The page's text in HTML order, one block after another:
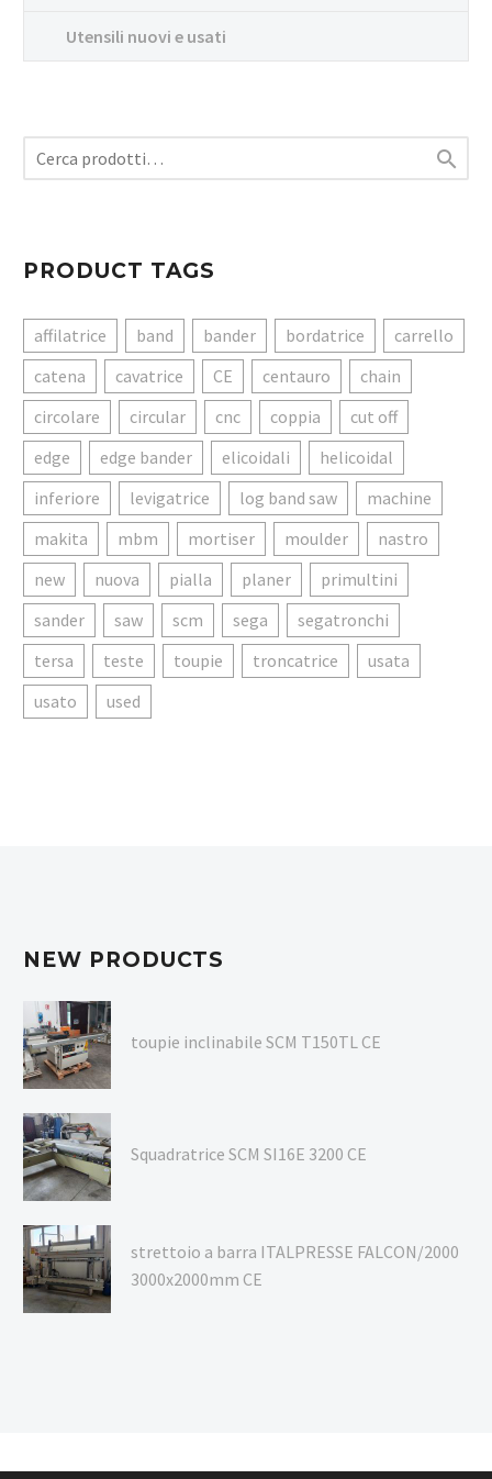
Utensili nuovi e usati

PRODUCT TAGS
affilatrice band bander bordatrice
carrello
catena
cavatrice CE centauro
chain
circolare
circular cnc coppia
cut off
edge
edge bander elicoidali
helicoidal
inferiore
levigatrice log band saw
machine
makita
mbm mortiser moulder
nastro
new
nuova pialla planer
primultini
sander
saw scm sega
segatronchi
tersa
teste toupie troncatrice
usata
usato
used
NEW PRODUCTS
toupie inclinabile SCM T150TL CE
Squadratrice SCM SI16E 3200 CE
strettoio a barra ITALPRESSE FALCON/2000
3000x2000mm CE